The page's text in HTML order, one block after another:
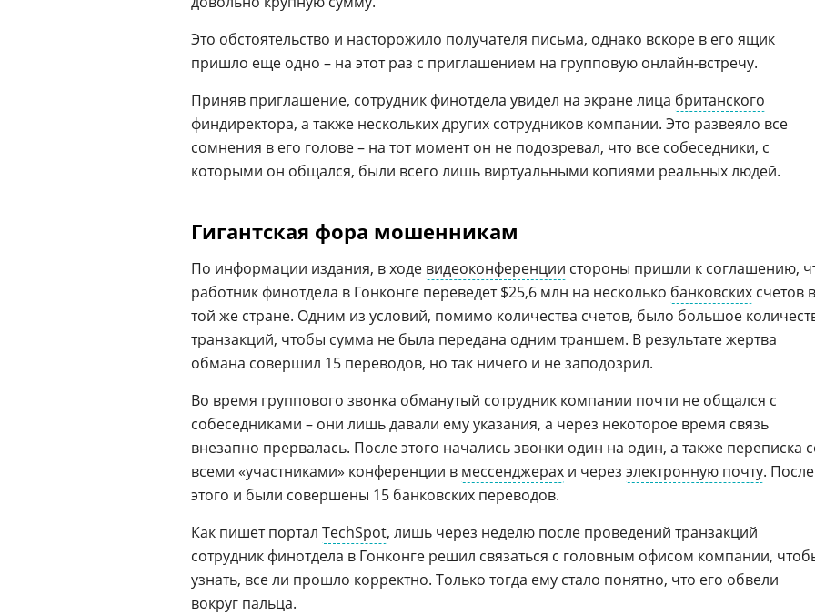
Это обстоятельство и насторожило получателя письма, однако вскоре в его ящик
пришло еще одно – на этот раз с приглашением на групповую онлайн-встречу.
Приняв приглашение, сотрудник финотдела увидел на экране лица британского
финдиректора, а также нескольких других сотрудников компании. Это развеяло все
сомнения в его голове – на тот момент он не подозревал, что все собеседники, с
которыми он общался, были всего лишь виртуальными копиями реальных людей.
Гигантская фора мошенникам
По информации издания, в ходе видеоконференции стороны пришли к соглашению,
работник финотдела в Гонконге переведет $25,6 млн на несколько банковских счетов в
той же стране. Одним из условий, помимо количества счетов, было большое
транзакций, чтобы сумма не была передана одним траншем. В результате жертва
обмана совершил 15 переводов, но так ничего и не заподозрил.
Во время группового звонка обманутый сотрудник компании почти не общался с
собеседниками – они лишь давали ему указания, а через некоторое время связь
внезапно прервалась. После этого начались звонки один на один, а также переписка
всеми «участниками» конференции в мессенджерах и через электронную почту. После
этого и были совершены 15 банковских переводов.
Как пишет портал TechSpot, лишь через неделю после проведений транзакций
сотрудник финотдела в Гонконге решил связаться с головным офисом компании,
узнать, все ли прошло корректно. Только тогда ему стало понятно, что его обвели
вокруг пальца.